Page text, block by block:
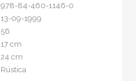
978-84-460-1146-0
13-09-1999
56
17 cm
24 cm
Rústica